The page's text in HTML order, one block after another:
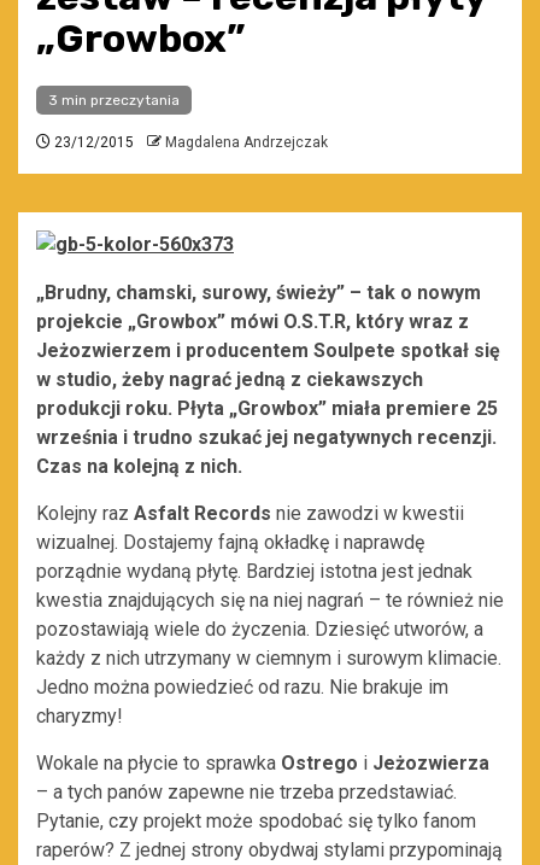
„Growbox”
3 min przeczytania
23/12/2015 Magdalena Andrzejczak
„Brudny, chamski, surowy, świeży” – tak o nowym
projekcie „Growbox” mówi O.S.T.R, który wraz z
Jeżozwierzem i producentem Soulpete spotkał się
w studio, żeby nagrać jedną z ciekawszych
produkcji roku. Płyta „Growbox” miała premiere 25
września i trudno szukać jej negatywnych recenzji.
Czas na kolejną z nich.
Kolejny raz Asfalt Records nie zawodzi w kwestii
wizualnej. Dostajemy fajną okładkę i naprawdę
porządnie wydaną płytę. Bardziej istotna jest jednak
kwestia znajdujących się na niej nagrań – te również nie
pozostawiają wiele do życzenia. Dziesięć utworów, a
każdy z nich utrzymany w ciemnym i surowym klimacie.
Jedno można powiedzieć od razu. Nie brakuje im
charyzmy!
Wokale na płycie to sprawka Ostrego i Jeżozwierza
– a tych panów zapewne nie trzeba przedstawiać.
Pytanie, czy projekt może spodobać się tylko fanom
raperów? Z jednej strony obydwaj stylami przypominają